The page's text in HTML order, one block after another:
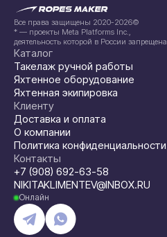
Все права защищены 2020-2026©
* — проекты Meta Platforms Inc.,
деятельность которой в России запрещена
Каталог
Такелаж ручной работы
Яхтенное оборудование
Яхтенная экипировка
Клиенту
Доставка и оплата
О компании
Политика конфиденциальности
Контакты
+7 (908) 692-63-58
NIKITAKLIMENTEV@INBOX.RU
Онлайн